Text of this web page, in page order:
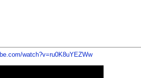
watch?v=ru0K8uYEZWw